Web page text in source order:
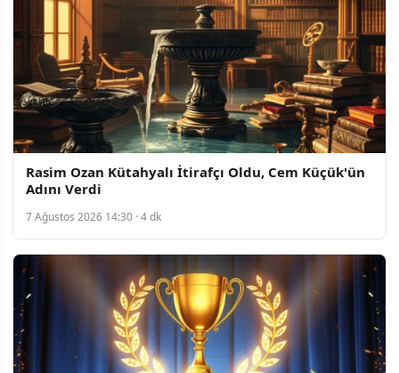
Rasim Ozan Kütahyalı İtirafçı Oldu, Cem Küçük'ün
Adını Verdi
7 Ağustos 2026 14:30 · 4 dk